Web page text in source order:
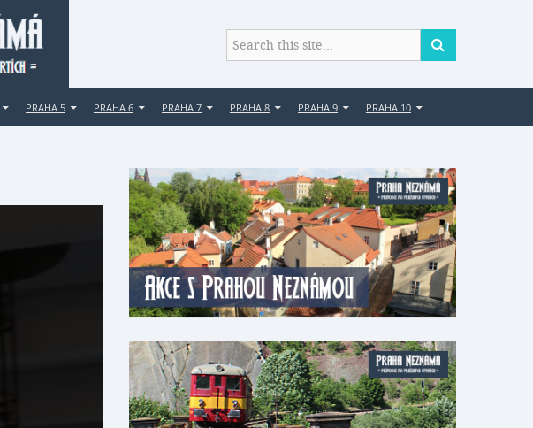
PRAHA 5 PRAHA 6 PRAHA 7 PRAHA 8 PRAHA 9 PRAHA 10